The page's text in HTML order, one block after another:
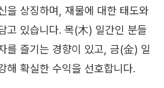
을 상징하며, 재물에 대한 태도와
고 있습니다. 목(木) 일간인 분들
를 즐기는 경향이 있고, 금(金) 일
해 확실한 수익을 선호합니다.